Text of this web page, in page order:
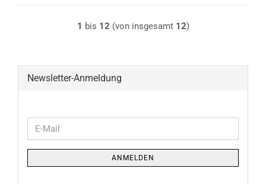
1 bis 12 (von insgesamt 12)
Newsletter-Anmeldung
WEITER
ZUR
NEWSLETTER-
E-
Mail
ANMELDEN